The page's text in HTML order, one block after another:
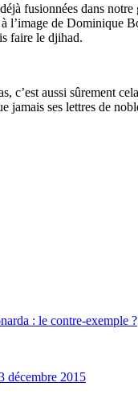
fusionnées dans
l’image de
faire le djihad.
c’est aussi sûrement
jamais ses lettres de
: le contre-exemple ?
décembre 2015